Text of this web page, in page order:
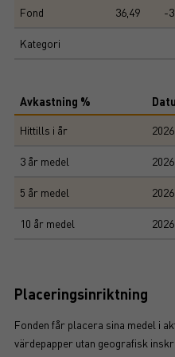
Fond
36,49 -
Kategori
Avkastning %
Hittills i år
3 år medel
5 år medel
10 år medel
Placeringsinriktning
Fonden får placera sina medel i
värdepapper utan geografisk